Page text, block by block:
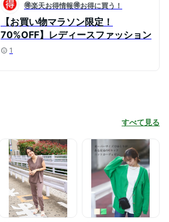
🉐楽天お得情報🉐お得に買う！
【お買い物マラソン限定！
70%OFF】レディースファッション
1
すべて見る